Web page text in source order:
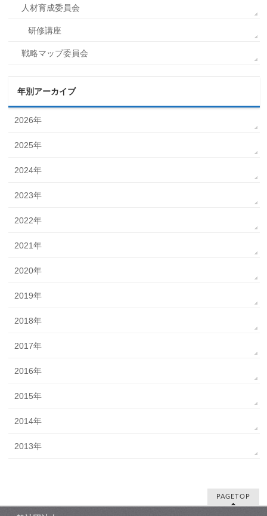
人材育成委員会
研修講座
戦略マップ委員会
年別アーカイブ
2026年
2025年
2024年
2023年
2022年
2021年
2020年
2019年
2018年
2017年
2016年
2015年
2014年
2013年
PAGETOP